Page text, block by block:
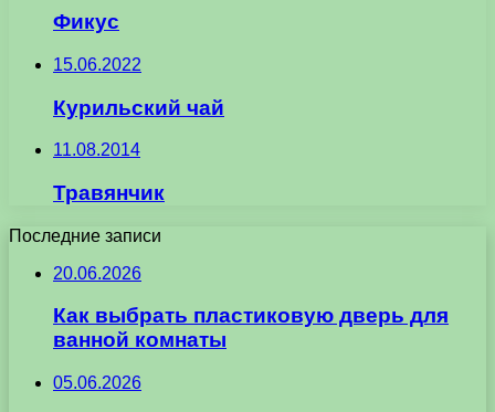
Фикус
15.06.2022
Курильский чай
11.08.2014
Травянчик
Последние записи
20.06.2026
Как выбрать пластиковую дверь для
ванной комнаты
05.06.2026